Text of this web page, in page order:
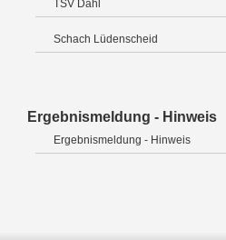
TSV Dahl
Schach Lüdenscheid
Ergebnismeldung - Hinweis
Ergebnismeldung - Hinweis